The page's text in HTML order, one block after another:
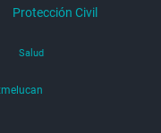
Protección Civil
Salud